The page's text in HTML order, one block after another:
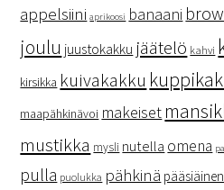
appelsiini aprikoosi banaani
joulu juustokakku jäätelö kahvi
kirsikka kuivakakku
maapähkinävoi makeiset
mustikka mysli nutella omena
pulla puolukka pähkinä pääsiäinen